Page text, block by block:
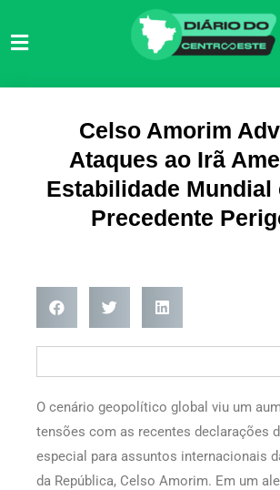
para
Celso Amorim
Ataques ao Irã
Estabilidade Mundial
Precedente
O cenário geopolítico global viu um
tensões com as recentes declarações
especial para assuntos internacionais
da República, Celso Amorim. Em um